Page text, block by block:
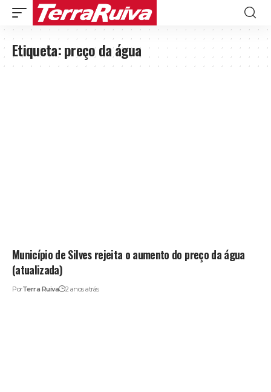
Etiqueta:preço da água
Município de Silves rejeita o aumento do preço da água
(atualizada)
PorTerra Ruiva 2 anos atrás